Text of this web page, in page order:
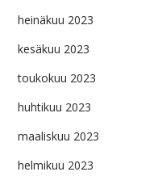
heinäkuu 2023
kesäkuu 2023
toukokuu 2023
huhtikuu 2023
maaliskuu 2023
helmikuu 2023